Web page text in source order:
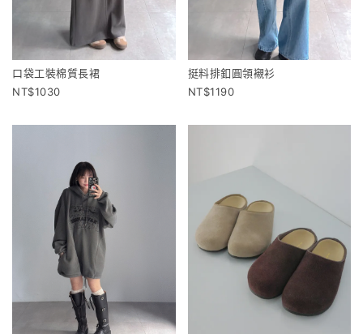
口袋工裝棉質長裙
1030
挺料排釦圓領襯衫
1190